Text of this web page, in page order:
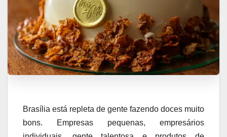
Brasília está repleta de gente fazendo doces muito
bons. Empresas pequenas, empresários